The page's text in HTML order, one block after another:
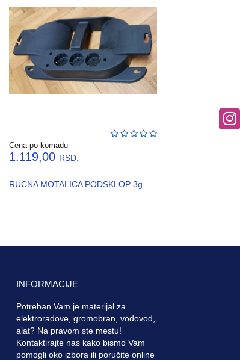
Cena po komadu
1.119,00 RSD.
RUCNA MOTALICA PODSKLOP 3g
INFORMACIJE
Potreban Vam je materijal za
elektroradove, gromobran, vodovod,
alat? Na pravom ste mestu!
Kontaktirajte nas kako bismo Vam
pomogli oko izbora ili poručite online